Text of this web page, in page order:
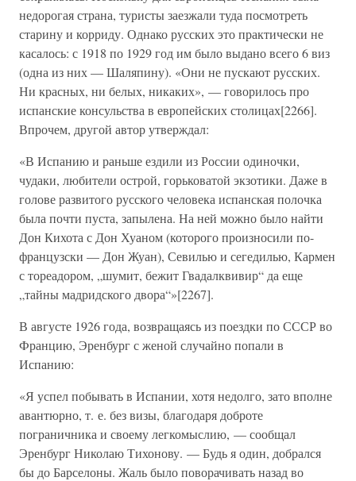
недорогая страна, туристы заезжали туда посмотреть
старину и корриду. Однако русских это практически не
касалось: с 1918 по 1929 год им было выдано всего 6 виз
(одна из них — Шаляпину). «Они не пускают русских.
Ни красных, ни белых, никаких», — говорилось про
испанские консульства в европейских столицах[2266].
Впрочем, другой автор утверждал:
«В Испанию и раньше ездили из России одиночки,
чудаки, любители острой, горьковатой экзотики. Даже в
голове развитого русского человека испанская полочка
была почти пуста, запылена. На ней можно было найти
Дон Кихота с Дон Хуаном (которого произносили по-
французски — Дон Жуан), Севилью и сегедилью, Кармен
с тореадором, „шумит, бежит Гвадалквивир“ да еще
„тайны мадридского двора“»[2267].
В августе 1926 года, возвращаясь из поездки по СССР во
Францию, Эренбург с женой случайно попали в
Испанию:
«Я успел побывать в Испании, хотя недолго, зато вполне
авантюрно, т. е. без визы, благодаря доброте
пограничника и своему легкомыслию, — сообщал
Эренбург Николаю Тихонову. — Будь я один, добрался
бы до Барселоны. Жаль было поворачивать назад во